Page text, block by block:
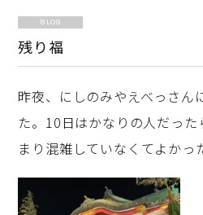
BLOG
残り福
昨夜、にしのみやえべっさん
た。10日はかなりの人だった
まり混雑していなくてよかっ